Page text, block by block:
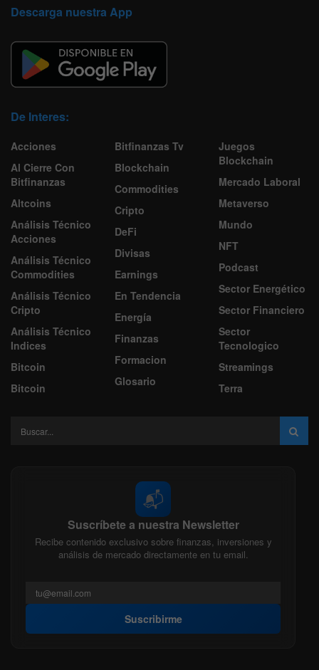
Descarga nuestra App
De Interes:
Acciones
Al Cierre Con
Bitfinanzas
Altcoins
Análisis Técnico
Acciones
Análisis Técnico
Commodities
Análisis Técnico
Cripto
Análisis Técnico
Indices
Bitcoin
Bitcoin
Bitfinanzas Tv
Blockchain
Commodities
Cripto
DeFi
Divisas
Earnings
En Tendencia
Energía
Finanzas
Formacion
Glosario
Juegos
Blockchain
Mercado Laboral
Metaverso
Mundo
NFT
Podcast
Sector Energético
Sector Financiero
Sector
Tecnologico
Streamings
Terra
📬
Suscríbete a nuestra Newsletter
Recibe contenido exclusivo sobre finanzas, inversiones y
análisis de mercado directamente en tu email.
Suscribirme